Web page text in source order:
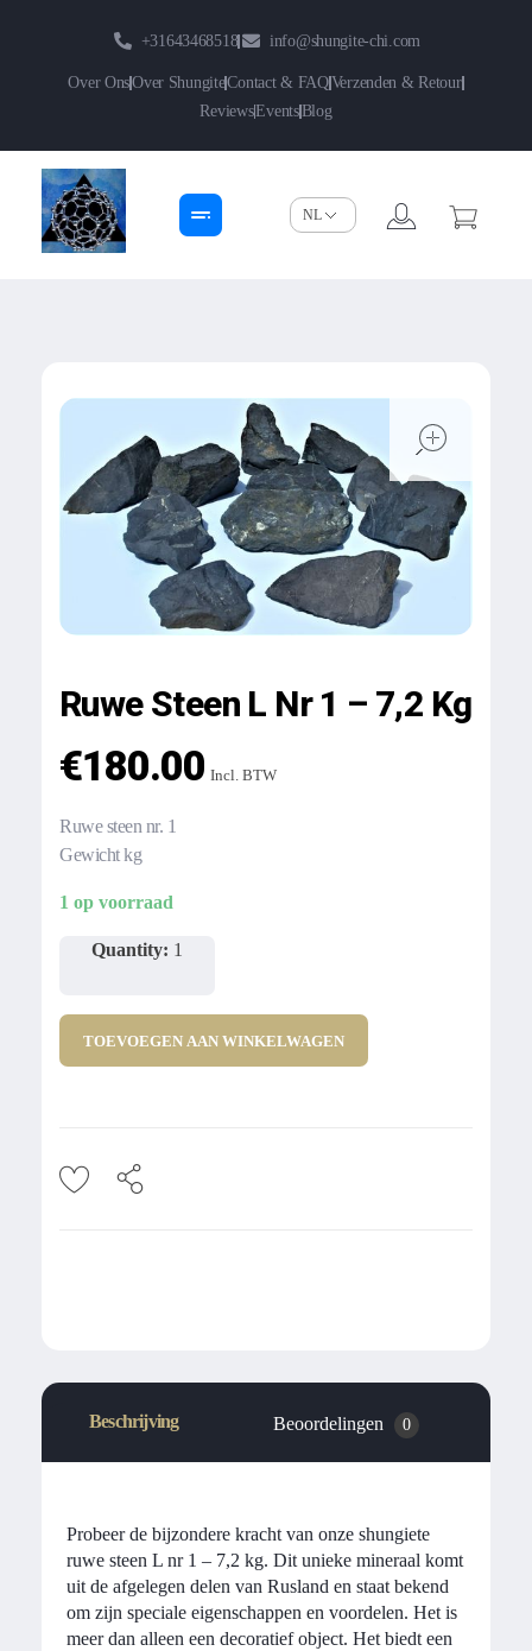
+31643468518 info@shungite-chi.com
Over OnsOver ShungiteContact & FAQVerzenden & Retour
ReviewsEventsBlog
Ruwe Steen L Nr 1 – 7,2 Kg
€180.00 Incl. BTW
Ruwe steen nr. 1
Gewicht kg
1 op voorraad
Quantity: 1
TOEVOEGEN AAN WINKELWAGEN
Beschrijving Beoordelingen 0
Probeer de bijzondere kracht van onze shungiete
ruwe steen L nr 1 – 7,2 kg. Dit unieke mineraal komt
uit de afgelegen delen van Rusland en staat bekend
om zijn speciale eigenschappen en voordelen. Het is
meer dan alleen een decoratief object. Het biedt een